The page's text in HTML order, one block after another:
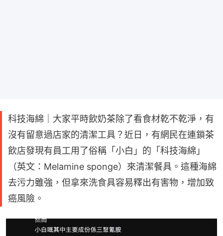
科技海綿｜大家平時飲奶茶除了看食材乾不乾淨，有
沒有留意過店家的清潔工具？近日，有網民在連鎖茶
飲店發現有員工用了俗稱「小白」的「科技海綿」
（英文：Melamine sponge）來清潔餐具。這種海綿
去污力雖強，但拿來洗食具容易釋出有害物，增加致
癌風險。